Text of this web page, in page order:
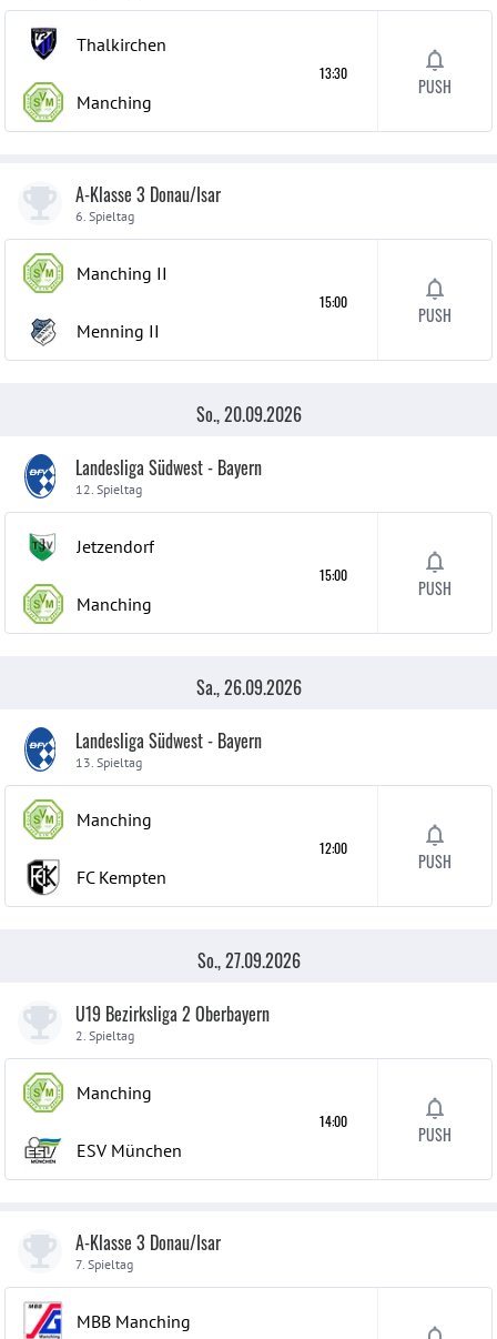
Thalkirchen
Manching
13:30
PUSH
A-Klasse 3 Donau/Isar
6. Spieltag
Manching II
Menning II
15:00
PUSH
So., 20.09.2026
Landesliga Südwest - Bayern
12. Spieltag
Jetzendorf
Manching
15:00
PUSH
Sa., 26.09.2026
Landesliga Südwest - Bayern
13. Spieltag
Manching
FC Kempten
12:00
PUSH
So., 27.09.2026
U19 Bezirksliga 2 Oberbayern
2. Spieltag
Manching
ESV München
14:00
PUSH
A-Klasse 3 Donau/Isar
7. Spieltag
MBB Manching